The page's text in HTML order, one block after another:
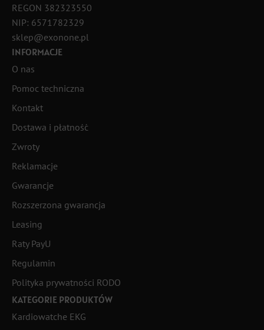
REGON 382323550
NIP: 6571782329
sklep@exonone.pl
INFORMACJE
O nas
Pomoc techniczna
Kontakt
Dostawa i płatność
Zwroty
Reklamacje
Gwarancje
Rozszerzona gwarancja
Leasing
Raty PayU
Regulamin
Polityka prywatności RODO
KATEGORIE PRODUKTÓW
Kardiowatche EKG